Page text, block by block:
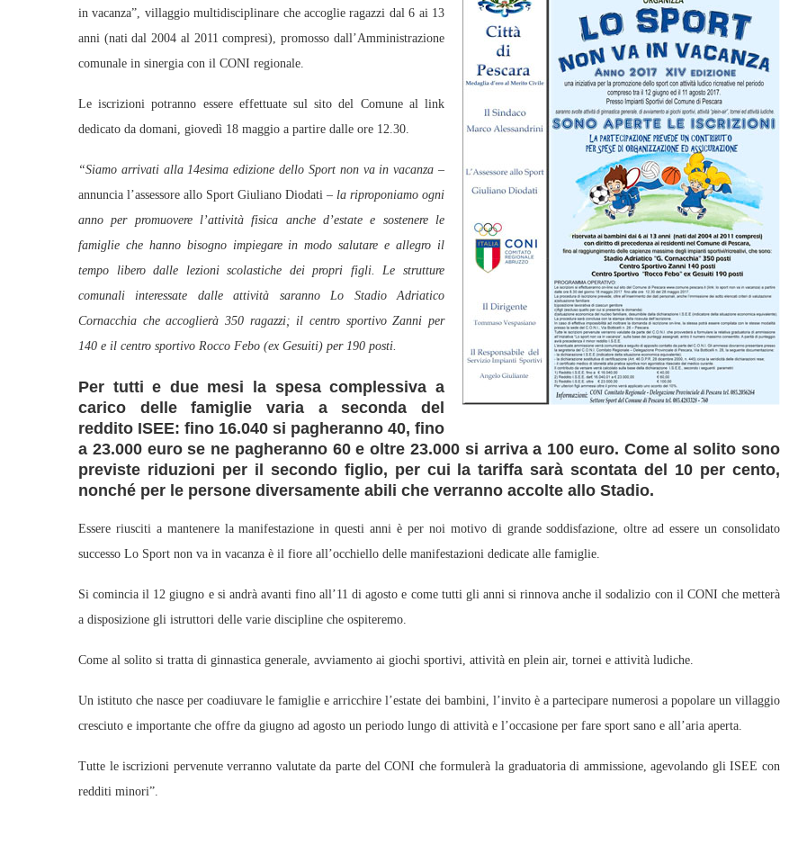
in vacanza”, villaggio multidisciplinare che accoglie ragazzi dal 6 ai 13
anni (nati dal 2004 al 2011 compresi), promosso dall’Amministrazione
comunale in sinergia con il CONI regionale.
Le iscrizioni potranno essere effettuate sul sito del Comune al link
dedicato da domani, giovedì 18 maggio a partire dalle ore 12.30.
“Siamo arrivati alla 14esima edizione dello Sport non va in vacanza –
annuncia l’assessore allo Sport Giuliano Diodati – la riproponiamo ogni
anno per promuovere l’attività fisica anche d’estate e sostenere le
famiglie che hanno bisogno impiegare in modo salutare e allegro il
tempo libero dalle lezioni scolastiche dei propri figli. Le strutture
comunali interessate dalle attività saranno Lo Stadio Adriatico
Cornacchia che accoglierà 350 ragazzi; il centro sportivo Zanni per
140 e il centro sportivo Rocco Febo (ex Gesuiti) per 190 posti.
Per tutti e due mesi la spesa complessiva a
carico delle famiglie varia a seconda del
reddito ISEE: fino 16.040 si pagheranno 40, fino
a 23.000 euro se ne pagheranno 60 e oltre 23.000 si arriva a 100 euro. Come al solito sono
previste riduzioni per il secondo figlio, per cui la tariffa sarà scontata del 10 per cento,
nonché per le persone diversamente abili che verranno accolte allo Stadio.
Essere riusciti a mantenere la manifestazione in questi anni è per noi motivo di grande soddisfazione, oltre ad essere un consolidato
successo Lo Sport non va in vacanza è il fiore all’occhiello delle manifestazioni dedicate alle famiglie.
Si comincia il 12 giugno e si andrà avanti fino all’11 di agosto e come tutti gli anni si rinnova anche il sodalizio con il CONI che metterà
a disposizione gli istruttori delle varie discipline che ospiteremo.
Come al solito si tratta di ginnastica generale, avviamento ai giochi sportivi, attività en plein air, tornei e attività ludiche.
Un istituto che nasce per coadiuvare le famiglie e arricchire l’estate dei bambini, l’invito è a partecipare numerosi a popolare un villaggio
cresciuto e importante che offre da giugno ad agosto un periodo lungo di attività e l’occasione per fare sport sano e all’aria aperta.
Tutte le iscrizioni pervenute verranno valutate da parte del CONI che formulerà la graduatoria di ammissione, agevolando gli ISEE con
redditi minori”.